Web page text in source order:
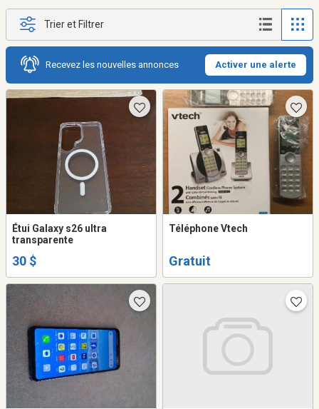
Trier et Filtrer
Recevez les nouvelles annonces Activer une alerte
Étui Galaxy s26 ultra
transparente
30 $
Téléphone Vtech
Gratuit